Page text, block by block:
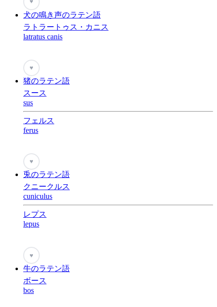
犬の鳴き声のラテン語
ラトラートゥス・カニス
latratus canis
♥
猪のラテン語
スース
sus
フェルス
ferus
♥
兎のラテン語
クニークルス
cuniculus
レプス
lepus
♥
牛のラテン語
ボース
bos